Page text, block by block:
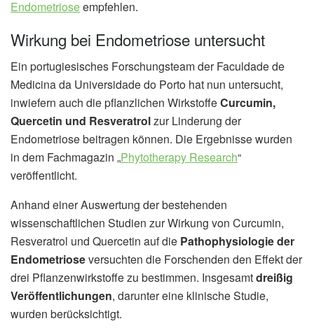
Endometrioseempfehlen.
Wirkung bei Endometriose untersucht
Ein portugiesisches Forschungsteam der Faculdade de
Medicina da Universidade do Porto hat nun untersucht,
inwiefern auch die pflanzlichen WirkstoffeCurcumin,
Quercetin und Resveratrolzur Linderung der
Endometriose beitragen können. Die Ergebnisse wurden
in dem Fachmagazin „Phytotherapy Research“
veröffentlicht.
Anhand einer Auswertung der bestehenden
wissenschaftlichen Studien zur Wirkung von Curcumin,
Resveratrol und Quercetin auf die Pathophysiologie der
Endometrioseversuchten die Forschenden den Effekt der
drei Pflanzenwirkstoffe zu bestimmen. Insgesamtdreißig
Veröffentlichungen, darunter eine klinische Studie,
wurden berücksichtigt.